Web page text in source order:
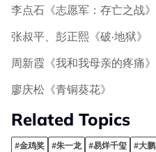
李点石《志愿军：存亡之战》
张叔平、彭正熙《破·地狱》
周新霞《我和我母亲的疼痛》
廖庆松《青铜葵花》
Related Topics
#金鸡奖 #朱一龙 #易烊千玺 #大鹏